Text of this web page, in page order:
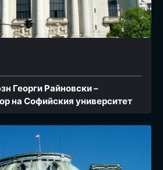
Георги Райновски –
на Софийския университет